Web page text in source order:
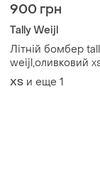
900 грн
Tally Weijl
Літній бомбер
weijl,оливковий
ХS и еще 1